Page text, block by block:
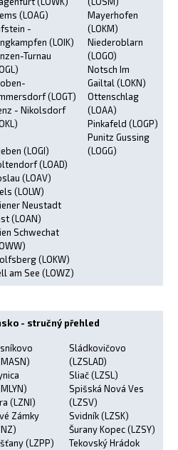
(LOAG)
-
(LOIK)
Turnau
(LOGT)
- Nikolsdorf
(LOGI)
(LOAD)
(LOAV)
(LOLW)
Neustadt
(LOAN)
Schwechat
(LOKW)
am See (LOWZ)
Mayerhofen
(LOKM)
Niederoblarn
(LOGO)
Notsch Im
Gailtal (LOKN)
Ottenschlag
(LOAA)
Pinkafeld (LOGP)
Punitz Gussing
(LOGG)
- stručný přehled
(LZNI)
Zámky
(LZPP)
Sládkovičovo
(LZSLAD)
Sliač (LZSL)
Spišská Nová Ves
(LZSV)
Svidník (LZSK)
Šurany Kopec (LZSY)
Tekovský Hrádok